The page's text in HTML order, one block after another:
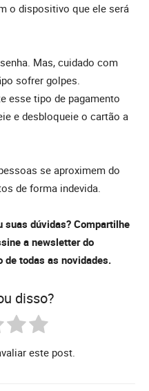
o dispositivo que ele será
Mas, cuidado com
sofrer golpes.
esse tipo de pagamento
e desbloqueie o cartão a
se aproximem do
de forma indevida.
suas dúvidas? Compartilhe
a newsletter do
de todas as novidades.
disso?
este post.